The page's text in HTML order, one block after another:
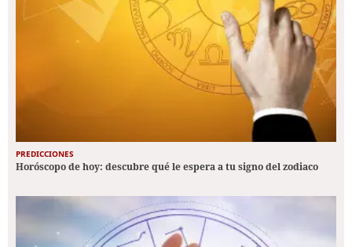
PREDICCIONES
Horóscopo de hoy: descubre qué le espera a tu signo del zodiaco